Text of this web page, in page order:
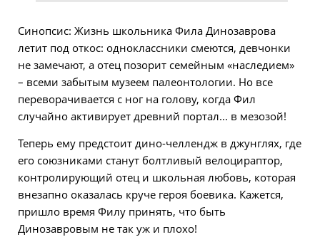
Синопсис: Жизнь школьника Фила Динозаврова
летит под откос: одноклассники смеются, девчонки
не замечают, а отец позорит семейным «наследием»
– всеми забытым музеем палеонтологии. Но все
переворачивается с ног на голову, когда Фил
случайно активирует древний портал... в мезозой!
Теперь ему предстоит дино-челлендж в джунглях, где
его союзниками станут болтливый велоцираптор,
контролирующий отец и школьная любовь, которая
внезапно оказалась круче героя боевика. Кажется,
пришло время Филу принять, что быть
Динозавровым не так уж и плохо!